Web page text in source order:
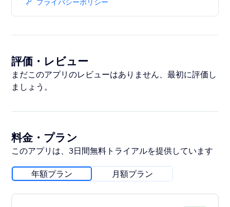
プライバシーポリシー
評価・レビュー
まだこのアプリのレビューはありません、最初に評価し
ましょう。
料金・プラン
このアプリは、3日間無料トライアルを提供しています
年額プラン 月額プラン